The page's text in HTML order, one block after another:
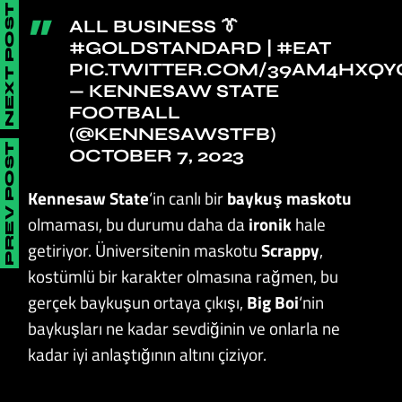
ALL BUSINESS 👔
#GOLDSTANDARD
#EAT
PIC.TWITTER.COM/
— KENNESAW STATE
FOOTBALL
(@KENNESAWSTFB)
OCTOBER 7, 2023
Kennesaw State‘in canlı birbaykuş maskotu
olmaması, bu durumu daha daironikhale
getiriyor. Üniversitenin maskotuScrappy,
kostümlü bir karakter olmasına rağmen, bu
gerçek baykuşun ortaya çıkışı, Big Boi‘nin
baykuşları ne kadar sevdiğinin ve onlarla ne
kadar iyi anlaştığının altını çiziyor.
PREV POST
NEXT POST